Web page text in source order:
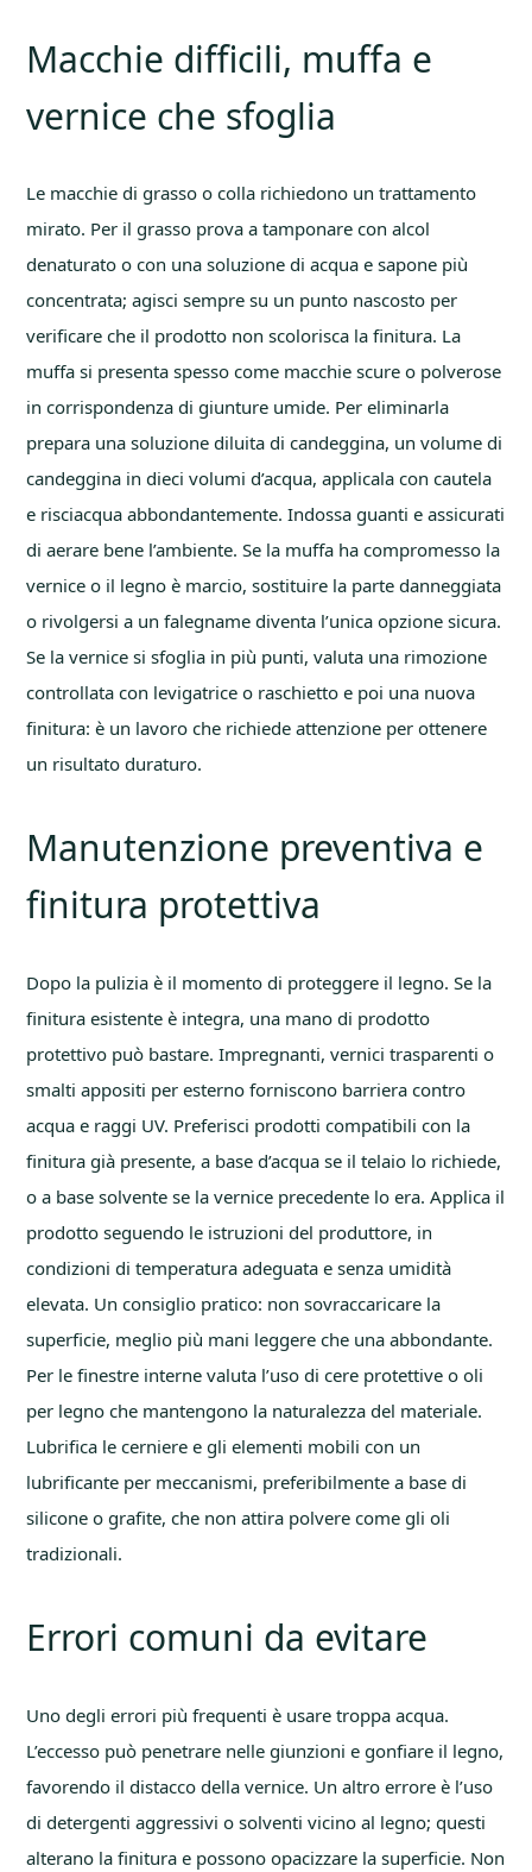
Macchie difficili, muffa e
vernice che sfoglia
Le macchie di grasso o colla richiedono un trattamento
mirato. Per il grasso prova a tamponare con alcol
denaturato o con una soluzione di acqua e sapone più
concentrata; agisci sempre su un punto nascosto per
verificare che il prodotto non scolorisca la finitura. La
muffa si presenta spesso come macchie scure o polverose
in corrispondenza di giunture umide. Per eliminarla
prepara una soluzione diluita di candeggina, un volume di
candeggina in dieci volumi d’acqua, applicala con cautela
e risciacqua abbondantemente. Indossa guanti e assicurati
di aerare bene l’ambiente. Se la muffa ha compromesso la
vernice o il legno è marcio, sostituire la parte danneggiata
o rivolgersi a un falegname diventa l’unica opzione sicura.
Se la vernice si sfoglia in più punti, valuta una rimozione
controllata con levigatrice o raschietto e poi una nuova
finitura: è un lavoro che richiede attenzione per ottenere
un risultato duraturo.
Manutenzione preventiva e
finitura protettiva
Dopo la pulizia è il momento di proteggere il legno. Se la
finitura esistente è integra, una mano di prodotto
protettivo può bastare. Impregnanti, vernici trasparenti o
smalti appositi per esterno forniscono barriera contro
acqua e raggi UV. Preferisci prodotti compatibili con la
finitura già presente, a base d’acqua se il telaio lo richiede,
o a base solvente se la vernice precedente lo era. Applica il
prodotto seguendo le istruzioni del produttore, in
condizioni di temperatura adeguata e senza umidità
elevata. Un consiglio pratico: non sovraccaricare la
superficie, meglio più mani leggere che una abbondante.
Per le finestre interne valuta l’uso di cere protettive o oli
per legno che mantengono la naturalezza del materiale.
Lubrifica le cerniere e gli elementi mobili con un
lubrificante per meccanismi, preferibilmente a base di
silicone o grafite, che non attira polvere come gli oli
tradizionali.
Errori comuni da evitare
Uno degli errori più frequenti è usare troppa acqua.
L’eccesso può penetrare nelle giunzioni e gonfiare il legno,
favorendo il distacco della vernice. Un altro errore è l’uso
di detergenti aggressivi o solventi vicino al legno; questi
alterano la finitura e possono opacizzare la superficie. Non